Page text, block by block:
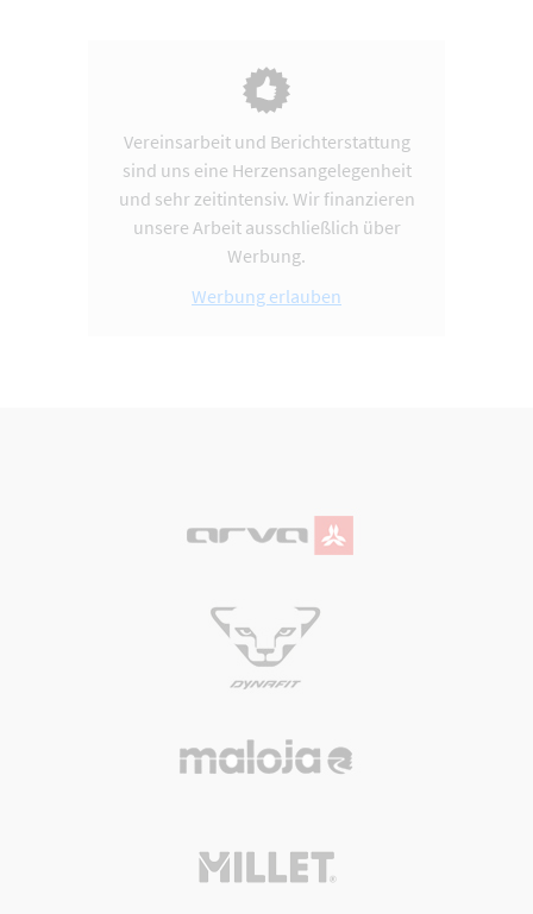
Vereinsarbeit und Berichterstattung
sind uns eine Herzensangelegenheit
und sehr zeitintensiv. Wir finanzieren
unsere Arbeit ausschließlich über
Werbung.
Werbung erlauben